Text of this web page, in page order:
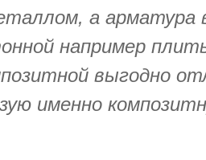
а арматура
например
выгодно
именно